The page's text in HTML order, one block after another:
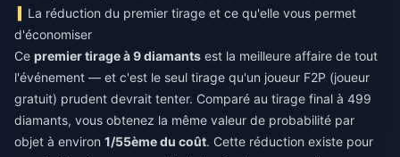
La réduction du premier tirage et ce qu'elle vous permet
d'économiser
Ce premier tirage à 9 diamants est la meilleure affaire de tout
l'événement — et c'est le seul tirage qu'un joueur F2P (joueur
gratuit) prudent devrait tenter. Comparé au tirage final à 499
diamants, vous obtenez la même valeur de probabilité par
objet à environ 1/55ème du coût. Cette réduction existe pour